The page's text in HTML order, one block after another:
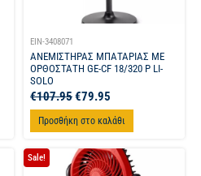
EIN-3408071
ΑΝΕΜΙΣΤΗΡΑΣ ΜΠΑΤΑΡΙΑΣ ΜΕ
ΟΡΘΟΣΤΑΤΗ GE-CF 18/320 P LI-
SOLO
€107.95€79.95
Προσθήκη στο καλάθι
Sale!